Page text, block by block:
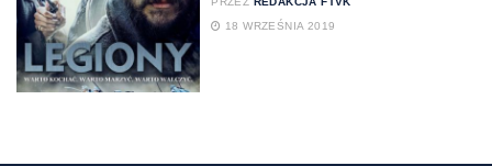
18 WRZEŚNIA 2019